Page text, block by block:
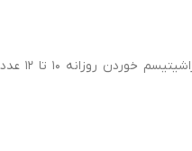
برای کودکان مبتلا به پوکی استخوان و راشیتیسم خوردن روزانه ۱۰ تا ۱۲ عدد